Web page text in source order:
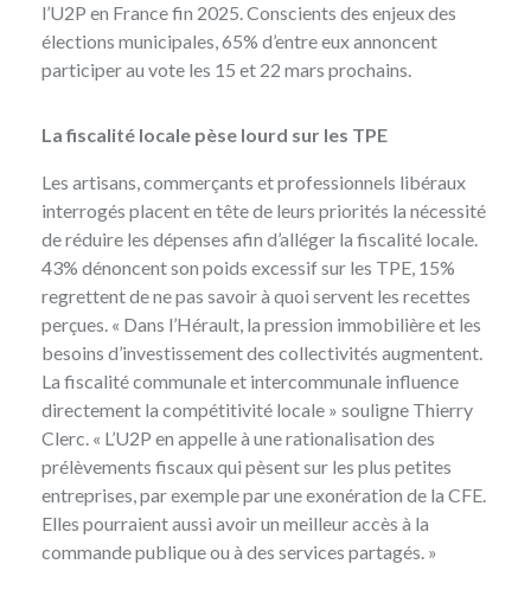
l’U2P en France fin 2025. Conscients des enjeux des
élections municipales, 65% d’entre eux annoncent
participer au vote les 15 et 22 mars prochains.
La fiscalité locale pèse lourd sur les TPE
Les artisans, commerçants et professionnels libéraux
interrogés placent en tête de leurs priorités la nécessité
de réduire les dépenses afin d’alléger la fiscalité locale.
43% dénoncent son poids excessif sur les TPE, 15%
regrettent de ne pas savoir à quoi servent les recettes
perçues. « Dans l’Hérault, la pression immobilière et les
besoins d’investissement des collectivités augmentent.
La fiscalité communale et intercommunale influence
directement la compétitivité locale » souligne Thierry
Clerc. « L’U2P en appelle à une rationalisation des
prélèvements fiscaux qui pèsent sur les plus petites
entreprises, par exemple par une exonération de la CFE.
Elles pourraient aussi avoir un meilleur accès à la
commande publique ou à des services partagés. »